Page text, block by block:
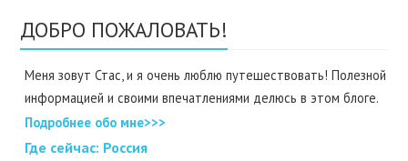
ДОБРО ПОЖАЛОВАТЬ!
Меня зовут Стас, и я очень люблю путешествовать! Полезной
информацией и своими впечатлениями делюсь в этом блоге.
Подробнее обо мне>>>
Где cейчас: Россия